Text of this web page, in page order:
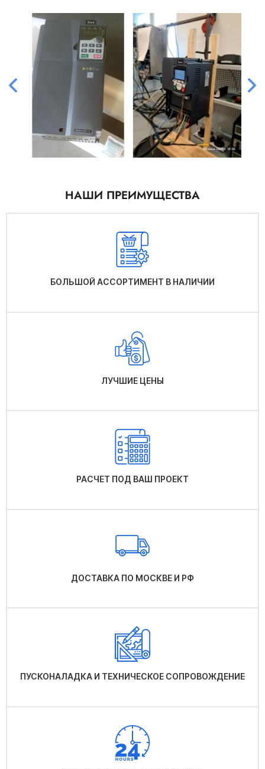
НАШИ ПРЕИМУЩЕСТВА
БОЛЬШОЙ АССОРТИМЕНТ В НАЛИЧИИ
ЛУЧШИЕ ЦЕНЫ
РАСЧЕТ ПОД ВАШ ПРОЕКТ
ДОСТАВКА ПО МОСКВЕ И РФ
ПУСКОНАЛАДКА И ТЕХНИЧЕСКОЕ СОПРОВОЖДЕНИЕ